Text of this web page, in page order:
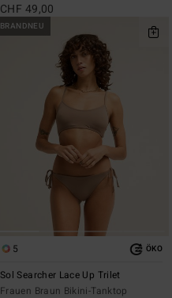
CHF 49,00
BRANDNEU
5 ÖKO
Sol Searcher Lace Up Trilet
Frauen Braun Bikini-Tanktop